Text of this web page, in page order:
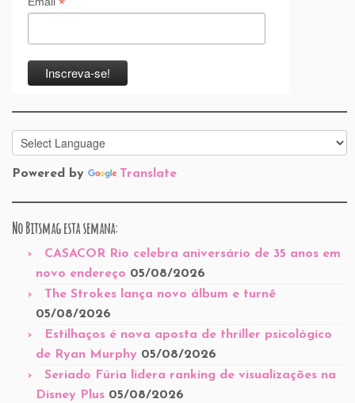
Powered by Translate
No Bitsmag esta semana:
CASACOR Rio celebra aniversário de 35 anos em
novo endereço 05/08/2026
The Strokes lança novo álbum e turnê
05/08/2026
Estilhaços é nova aposta de thriller psicológico
de Ryan Murphy 05/08/2026
Seriado Fúria lidera ranking de visualizações na
Disney Plus 05/08/2026